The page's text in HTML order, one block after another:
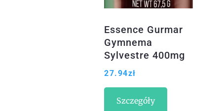
Essence Gurmar
Gymnema
Sylvestre 400mg
90tabl.
27.94zł
Szczegóły